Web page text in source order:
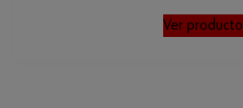
Ver producto